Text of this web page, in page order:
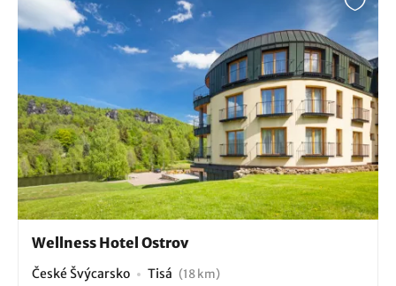
Wellness Hotel Ostrov
České Švýcarsko Tisá (18 km)